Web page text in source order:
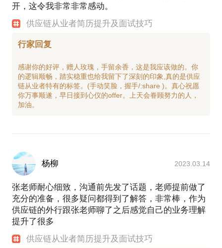
开，这令我非常非常感动。
供应链从业者简历提升及面试技巧
行家回复
感谢你的好评，赠人玫瑰，手留余香，这是我应该做的。你
的逻辑顺畅，踏实稳重也给我留下了深刻的印象,真的是供应
链从业者特有的标签。(手动笑脸，握手/:share )。真心祝愿
你万事顺遂，早日接到心仪的offer。上天会眷顾努力的人，
杨柳 2023.03.14
张老师耐心细致，沟通前先发了话题，老师提前做了
充分的准备，很多疑问都得到了解答，非常棒，作为
供应链的外行跟张老师聊了之后感觉自己的业务理解
提升了很多
供应链从业者简历提升及面试技巧